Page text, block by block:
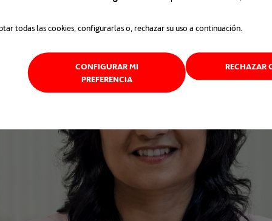
todas las cookies, configurarlas o, rechazar su uso a continuación.
CONFIGURAR MI
PREFERENCIA
RECHAZAR